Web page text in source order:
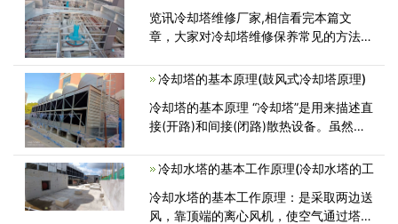
师负荷变化非常大的情况下，可以应用变
<
览讯冷却塔维修厂家,相信看完本篇文
章，大家对冷却塔维修保养常见的方法有
着与外界温度交换的功能，其维修保养必
<
冷却塔的基本原理(鼓风式冷却塔原理)
冷却塔的基本原理 “冷却塔”是用来描述直
接(开路)和间接(闭路)散热设备。虽然大
接接触散热装置”，间接冷却塔，有时被
冷却水塔的基本工作原理(冷却水塔的工
冷却水塔的基本工作原理：是采取两边送
风，靠顶端的离心风机，使空气通过塔两